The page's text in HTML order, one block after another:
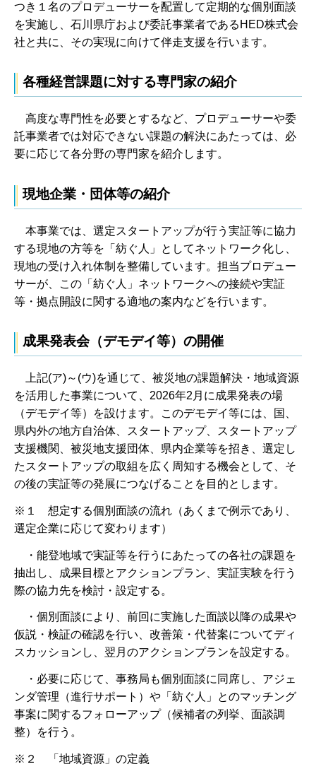
つき１名のプロデューサーを配置して定期的な個別面談
を実施し、石川県庁および委託事業者であるHED株式会
社と共に、その実現に向けて伴走支援を行います。
各種経営課題に対する専門家の紹介
高度な専門性を必要とするなど、プロデューサーや委
託事業者では対応できない課題の解決にあたっては、必
要に応じて各分野の専門家を紹介します。
現地企業・団体等の紹介
本事業では、選定スタートアップが行う実証等に協力
する現地の方等を「紡ぐ人」としてネットワーク化し、
現地の受け入れ体制を整備しています。担当プロデュー
サーが、この「紡ぐ人」ネットワークへの接続や実証
等・拠点開設に関する適地の案内などを行います。
成果発表会（デモデイ等）の開催
上記(ア)～(ウ)を通じて、被災地の課題解決・地域資源
を活用した事業について、2026年2月に成果発表の場
（デモデイ等）を設けます。このデモデイ等には、国、
県内外の地方自治体、スタートアップ、スタートアップ
支援機関、被災地支援団体、県内企業等を招き、選定し
たスタートアップの取組を広く周知する機会として、そ
の後の実証等の発展につなげることを目的とします。
※１ 想定する個別面談の流れ（あくまで例示であり、
選定企業に応じて変わります）
・能登地域で実証等を行うにあたっての各社の課題を
抽出し、成果目標とアクションプラン、実証実験を行う
際の協力先を検討・設定する。
・個別面談により、前回に実施した面談以降の成果や
仮説・検証の確認を行い、改善策・代替案についてディ
スカッションし、翌月のアクションプランを設定する。
・必要に応じて、事務局も個別面談に同席し、アジェ
ンダ管理（進行サポート）や「紡ぐ人」とのマッチング
事案に関するフォローアップ（候補者の列挙、面談調
整）を行う。
※２ 「地域資源」の定義